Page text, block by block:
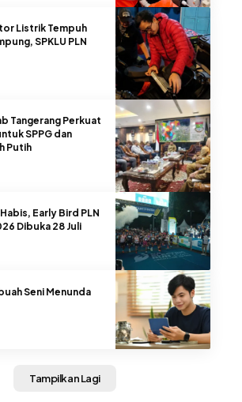
Listrik Tempuh
SPKLU PLN
Tangerang Perkuat
SPPG dan
Putih
Early Bird PLN
Dibuka 28 Juli
Seni Menunda
Tampilkan Lagi